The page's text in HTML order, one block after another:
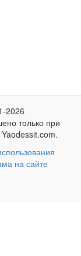
2026
только при
на сайте